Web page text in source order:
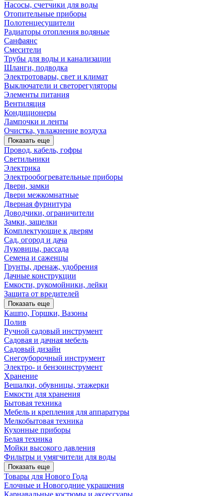
Насосы, счетчики для воды
Отопительные приборы
Полотенцесушители
Радиаторы отопления водяные
Санфаянс
Смесители
Трубы для воды и канализации
Шланги, подводка
Электротовары, свет и климат
Выключатели и светорегуляторы
Элементы питания
Вентиляция
Кондиционеры
Лампочки и ленты
Очистка, увлажнение воздуха
Показать еще
Провод, кабель, гофры
Светильники
Электрика
Электрообогревательные приборы
Двери, замки
Двери межкомнатные
Дверная фурнитура
Доводчики, ограничители
Замки, защелки
Комплектующие к дверям
Сад, огород и дача
Луковицы, рассада
Семена и саженцы
Грунты, дренаж, удобрения
Дачные конструкции
Емкости, рукомойники, лейки
Защита от вредителей
Показать еще
Кашпо, Горшки, Вазоны
Полив
Ручной садовый инструмент
Садовая и дачная мебель
Садовый дизайн
Снегоуборочный инструмент
Электро- и бензоинструмент
Хранение
Вешалки, обувницы, этажерки
Емкости для хранения
Бытовая техника
Мебель и крепления для аппаратуры
Мелкобытовая техника
Кухонные приборы
Белая техника
Мойки высокого давления
Фильтры и умягчители для воды
Показать еще
Товары для Нового Года
Елочные и Новогодние украшения
Карнавальные костюмы и аксессуары